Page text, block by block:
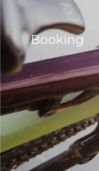
Booking